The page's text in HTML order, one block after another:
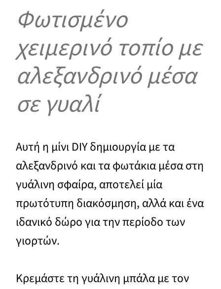
Φωτισμένο
χειμερινό τοπίο με
αλεξανδρινό μέσα
σε γυαλί
Αυτή η μίνι DIY δημιουργία με τα
αλεξανδρινό και τα φωτάκια μέσα στη
γυάλινη σφαίρα, αποτελεί μία
πρωτότυπη διακόσμηση, αλλά και ένα
ιδανικό δώρο για την περίοδο των
γιορτών.
Κρεμάστε τη γυάλινη μπάλα με τον